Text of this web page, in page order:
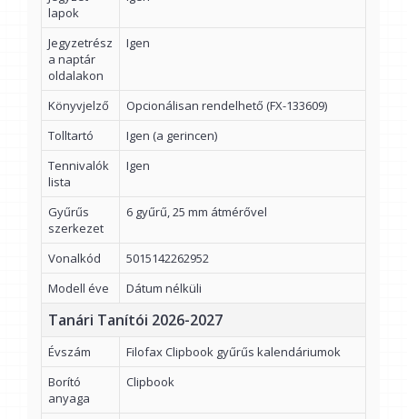
lapok
Jegyzetrész
a naptár
oldalakon
Igen
Könyvjelző
Opcionálisan rendelhető (FX-133609)
Tolltartó
Igen (a gerincen)
Tennivalók
lista
Igen
Gyűrűs
szerkezet
6 gyűrű, 25 mm átmérővel
Vonalkód
5015142262952
Modell éve
Dátum nélküli
Tanári Tanítói 2026-2027
Évszám
Filofax Clipbook gyűrűs kalendáriumok
Borító
anyaga
Clipbook